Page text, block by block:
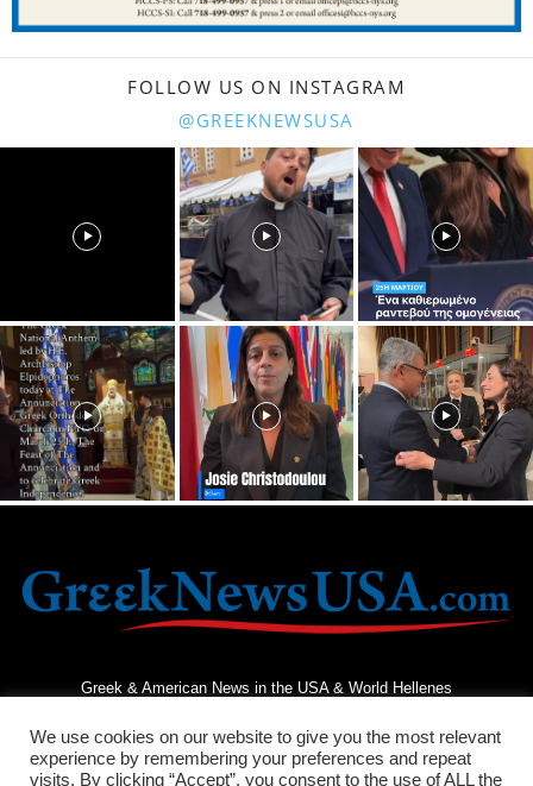
FOLLOW US ON INSTAGRAM
@GREEKNEWSUSA
Greek & American News in the USA & World Hellenes
We use cookies on our website to give you the most relevant
experience by remembering your preferences and repeat
visits. By clicking “Accept”, you consent to the use of ALL the